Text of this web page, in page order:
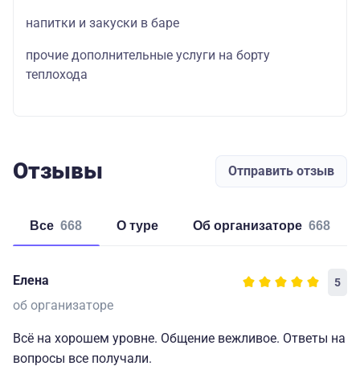
напитки и закуски в баре
прочие дополнительные услуги на борту
теплохода
Отзывы Отправить отзыв
Все 668 о туре об организаторе 668
Елена 5
об организаторе
Всё на хорошем уровне. Общение вежливое. Ответы на
вопросы все получали.